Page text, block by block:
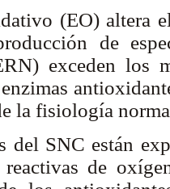
(EO) altera
de
exceden los
la fisiología
del SNC están
reactivas de